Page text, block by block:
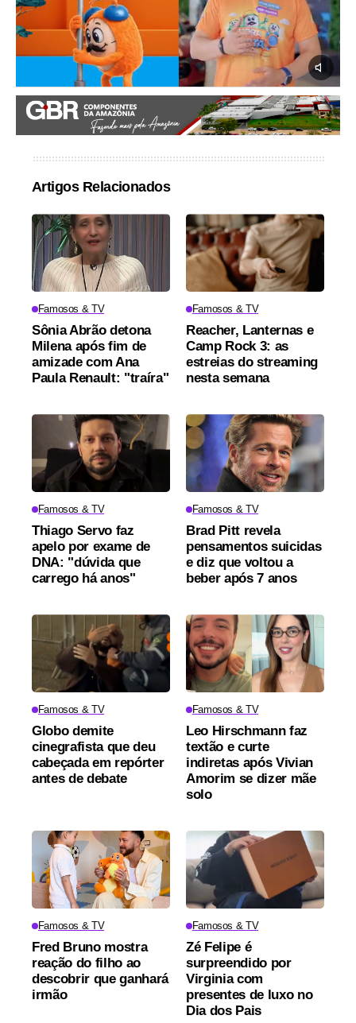
Artigos Relacionados
Famosos & TV
Sônia Abrão detona
Milena após fim de
amizade com Ana
Paula Renault: "traíra"
Famosos & TV
Reacher, Lanternas e
Camp Rock 3: as
estreias do streaming
nesta semana
Famosos & TV
Thiago Servo faz
apelo por exame de
DNA: "dúvida que
carrego há anos"
Famosos & TV
Brad Pitt revela
pensamentos suicidas
e diz que voltou a
beber após 7 anos
Famosos & TV
Globo demite
cinegrafista que deu
cabeçada em repórter
antes de debate
Famosos & TV
Leo Hirschmann faz
textão e curte
indiretas após Vivian
Amorim se dizer mãe
solo
Famosos & TV
Fred Bruno mostra
reação do filho ao
descobrir que ganhará
irmão
Famosos & TV
Zé Felipe é
surpreendido por
Virginia com
presentes de luxo no
Dia dos Pais